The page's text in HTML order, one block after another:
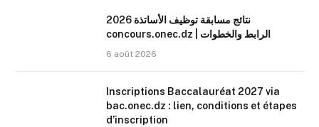
نتائج مسابقة توظيف الأساتذة 2026
concours.onec.dz | الرابط والخطوات
6 août 2026
Inscriptions Baccalauréat 2027 via
bac.onec.dz : lien, conditions et étapes
d’inscription